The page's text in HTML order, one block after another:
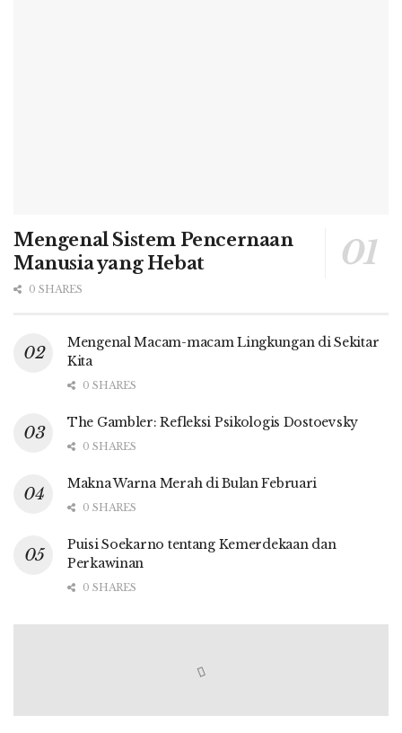
Mengenal Sistem Pencernaan
Manusia yang Hebat
0 SHARES
Mengenal Macam-macam Lingkungan di Sekitar
Kita
0 SHARES
The Gambler: Refleksi Psikologis Dostoevsky
0 SHARES
Makna Warna Merah di Bulan Februari
0 SHARES
Puisi Soekarno tentang Kemerdekaan dan
Perkawinan
0 SHARES